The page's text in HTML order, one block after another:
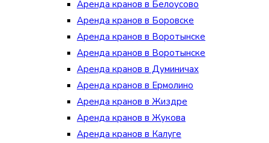
Аренда кранов в Белоусово
Аренда кранов в Боровске
Аренда кранов в Воротынске
Аренда кранов в Воротынске
Аренда кранов в Думиничах
Аренда кранов в Ермолино
Аренда кранов в Жиздре
Аренда кранов в Жукова
Аренда кранов в Калуге